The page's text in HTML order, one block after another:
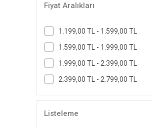
Gül Kolyeler
Burç Kolyeler
Fiyat Aralıkları
1.199,00 TL - 1.599,00 TL
1.599,00 TL - 1.999,00 TL
1.999,00 TL - 2.399,00 TL
2.399,00 TL - 2.799,00 TL
Listeleme